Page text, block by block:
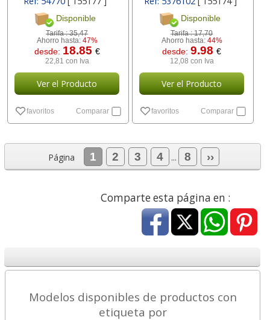
Disponible
Tarifa :35,47
Ahorro hasta: 47%
desde: 18.85 €
22,81 con Iva
Ver el Producto
favoritos Comparar
Disponible
Tarifa :17,70
Ahorro hasta: 44%
desde:9.98€
12,08 con Iva
Ver el Producto
favoritos Comparar
Página 1 2 3 4 ... 8 ››
Comparte esta página en :
Modelos disponibles de productos con
etiqueta por